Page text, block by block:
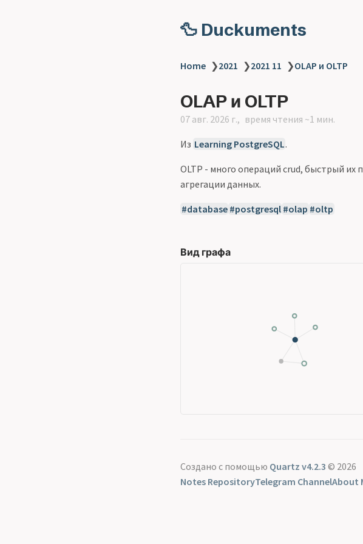
🦆 Duckuments
Home ❯2021 ❯2021 11 ❯OLAP и OLTP
OLAP и OLTP
07 авг. 2026 г. время чтения ~1 мин.
Из Learning PostgreSQL.
OLTP - много операций crud, быстрый их
агрегации данных.
database postgresql olap oltp
Вид графа
Создано с помощью Quartz v4.2.3 © 2026
Notes RepositoryTelegram ChannelAbout